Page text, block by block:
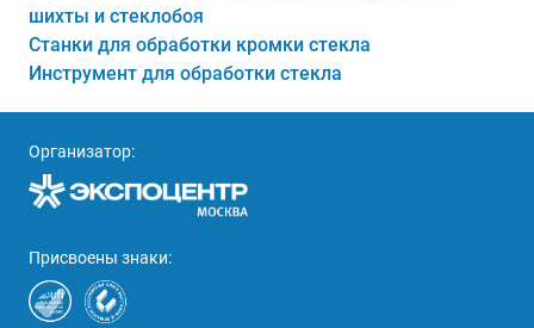
шихты и стеклобоя
Станки для обработки кромки стекла
Инструмент для обработки стекла
Организатор:
Присвоены знаки: